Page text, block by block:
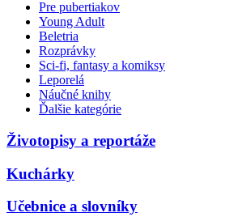
Pre pubertiakov
Young Adult
Beletria
Rozprávky
Sci-fi, fantasy a komiksy
Leporelá
Náučné knihy
Ďalšie kategórie
Životopisy a reportáže
Kuchárky
Učebnice a slovníky